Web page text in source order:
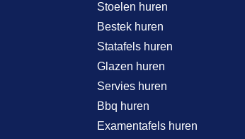
Stoelen huren
Bestek huren
Statafels huren
Glazen huren
Servies huren
Bbq huren
Examentafels huren